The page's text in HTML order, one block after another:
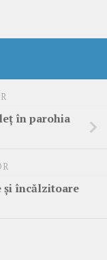
în parohia
și încălzitoare